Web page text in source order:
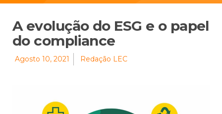
A evolução do ESG e o papel
do compliance
Agosto 10, 2021 Redação LEC